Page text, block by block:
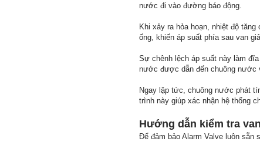
nước đi vào đường báo động.
Khi xảy ra hỏa hoạn, nhiệt độ
ống, khiến áp suất phía sau van
Sự chênh lệch áp suất này làm
nước được dẫn đến chuông nước
Ngay lập tức, chuông nước phát
trình này giúp xác nhận hệ thống
Hướng dẫn kiểm tra
Để đảm bảo Alarm Valve luôn sẵn